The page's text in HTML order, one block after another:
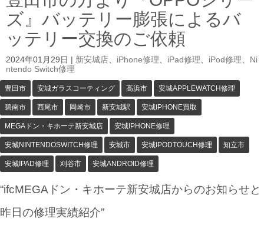
ズ』バッテリー膨張によるバ
ッテリー交換のご依頼
2024年01月29日 新安城店 iPhone修理 iPad修理 iPod修理
Ni
ntendo Switch修理
豊田市 安城ガラスコーティング 高浜市 安城APPLEWATCH修理
碧南市 西尾市 岡崎市 新安城駅 安城IPHONE買取
MEGAドン・キホーテ新安城店 安城IPHONE修理
安城NINTENDOSWITCH修理 安城市 安城IPODTOUCH修理 知立市
安城IPAD修理 刈谷市 安城ANDROID修理
“ifcMEGAドン・キホーテ新安城店からのお知らせと
昨日の修理実績紹介”